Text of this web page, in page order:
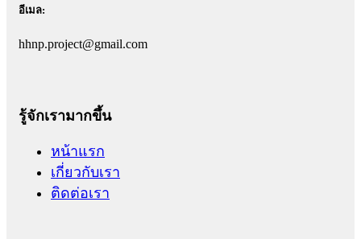
อีเมล:
hhnp.project@gmail.com
รู้จักเรามากขึ้น
หน้าแรก
เกี่ยวกับเรา
ติดต่อเรา